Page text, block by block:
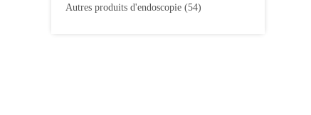
Autres produits d'endoscopie (54)